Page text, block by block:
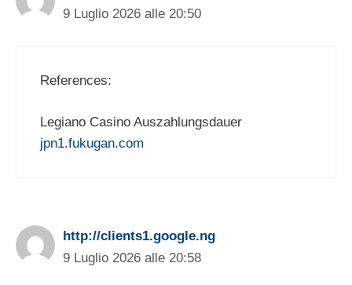
9 Luglio 2026 alle 20:50
References:
Legiano Casino Auszahlungsdauer
jpn1.fukugan.com
http://clients1.google.ng
9 Luglio 2026 alle 20:58